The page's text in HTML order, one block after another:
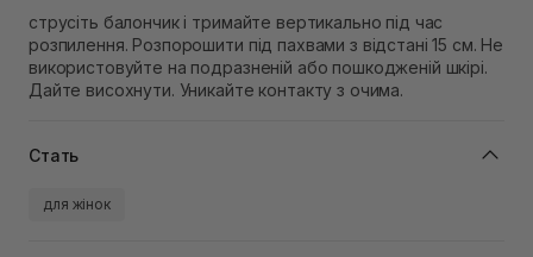
струсіть балончик і тримайте вертикально під час
розпилення. Розпорошити під пахвами з відстані 15 см. Не
використовуйте на подразненій або пошкодженій шкірі.
Дайте висохнути. Уникайте контакту з очима.
Стать
для жінок